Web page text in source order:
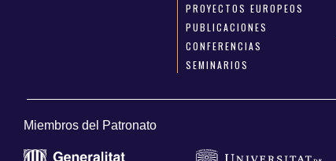
PROYECTOS EUROPEOS
PUBLICACIONES
CONFERENCIAS
SEMINARIOS
Miembros del Patronato